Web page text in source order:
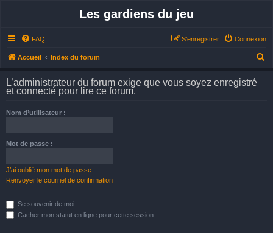
Les gardiens du jeu
FAQ Connexion
S’enregistrer
Accueil Index du forum
L’administrateur du forum exige que vous soyez enregistré
et connecté pour lire ce forum.
Nom d’utilisateur :
Mot de passe :
J’ai oublié mon mot de passe
Renvoyer le courriel de confirmation
Se souvenir de moi
Cacher mon statut en ligne pour cette session